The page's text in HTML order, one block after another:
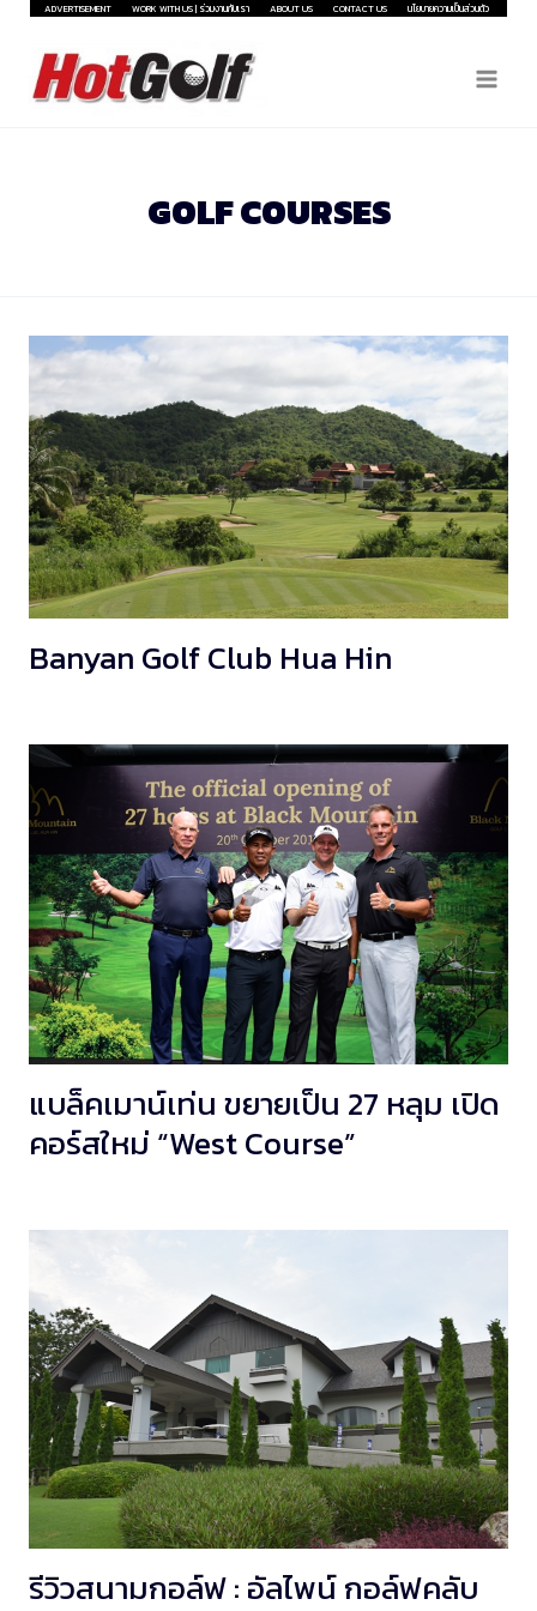
Skip
content
ADVERTISEMENT WORK WITH US | ร่วมงานกับเรา ABOUT US CONTACT US นโยบายความเป็นส่วนตัว
GOLF COURSES
Banyan Golf Club Hua Hin
แบล็คเมาน์เท่น ขยายเป็น 27 หลุม เปิด
คอร์สใหม่ “West Course”
รีวิวสนามกอล์ฟ : อัลไพน์ กอล์ฟคลับ